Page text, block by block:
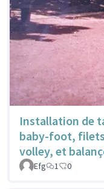
Installation de
baby-foot,
volley, et
Efg 1 0